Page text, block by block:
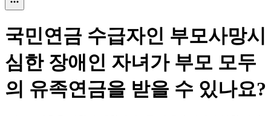
국민연금 수급자인 부모사망시
심한 장애인 자녀가 부모 모두
의 유족연금을 받을 수 있나요?